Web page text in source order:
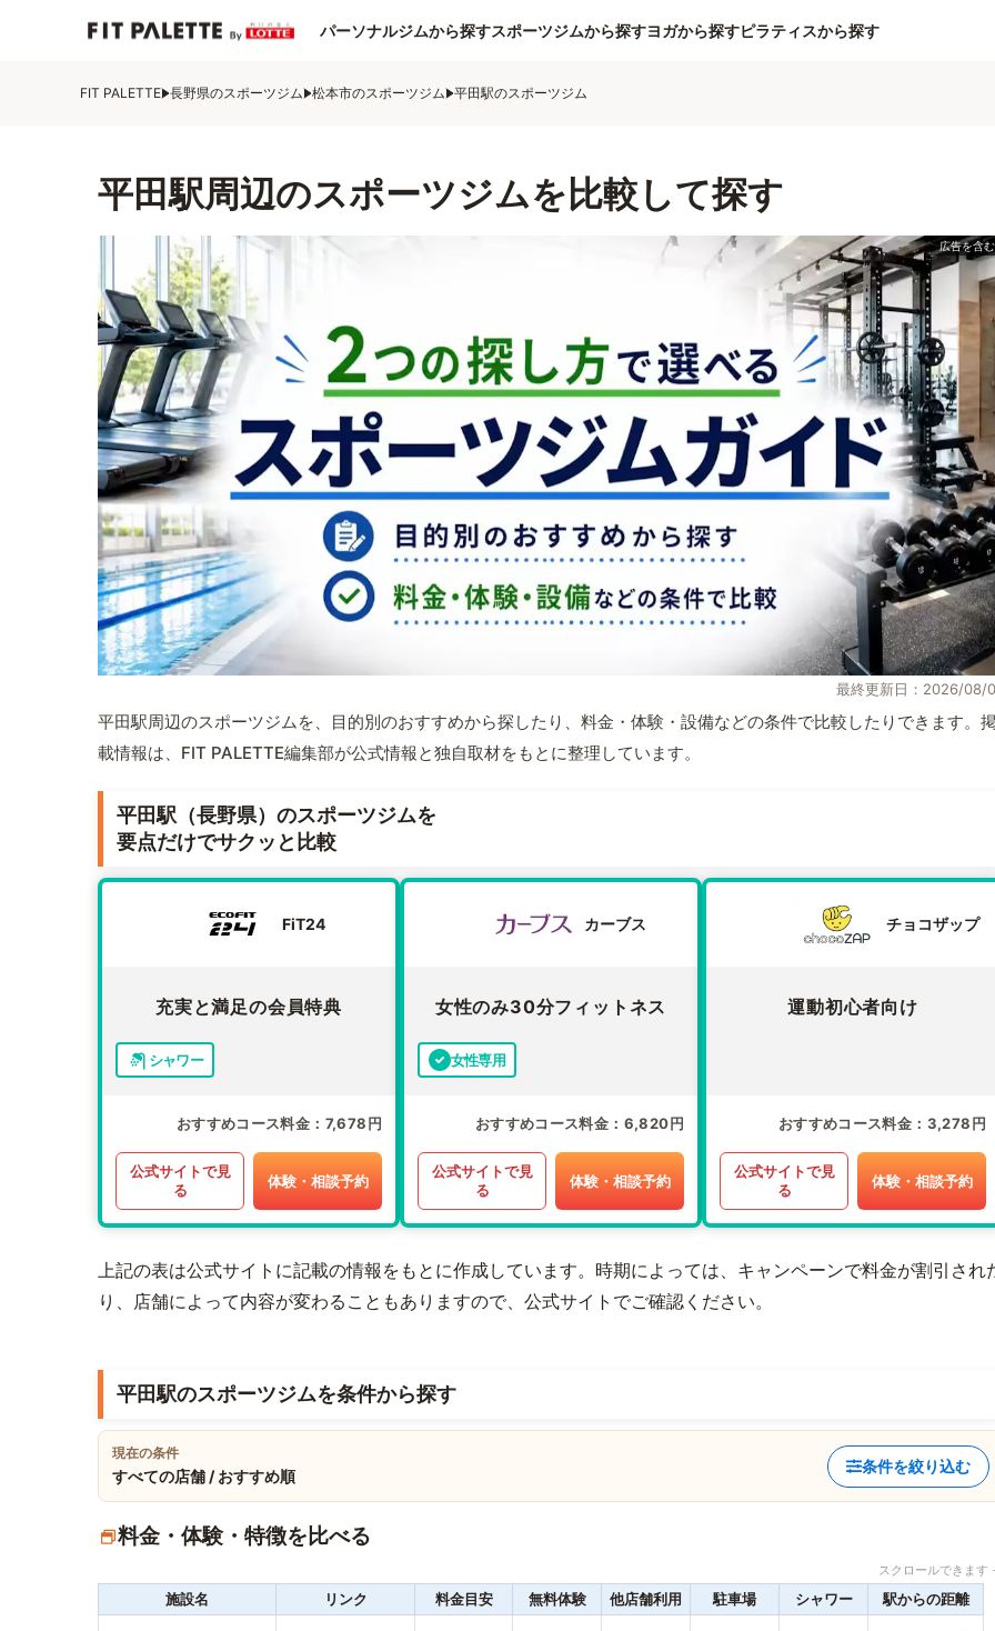
パーソナルジムから探すスポーツジムから探すヨガから探すピラティスから探す
FIT PALETTE 長野県のスポーツジム 松本市のスポーツジム 平田駅のスポーツジム
平田駅周辺のスポーツジムを比較して探す
最終更新日：2026/08/
平田駅周辺のスポーツジムを、目的別のおすすめから探したり、料金・体験・設備などの条件で比較したりできます。
載情報は、FIT PALETTE編集部が公式情報と独自取材をもとに整理しています。
平田駅（長野県）のスポーツジムを
要点だけでサクッと比較
FiT24
充実と満足の会員特典
シャワー
おすすめコース料金 7,678円
公式サイトで見
る
体験・相談予約
カーブス
女性のみ30分フィットネス
女性専用
おすすめコース料金 6,820円
公式サイトで見
る
体験・相談予約
チョコザップ
運動初心者向け
おすすめコース料金 3,278円
公式サイトで見
る
体験・相談予約
上記の表は公式サイトに記載の情報をもとに作成しています。時期によっては、キャンペーンで料金が割引され
り、店舗によって内容が変わることもありますので、公式サイトでご確認ください。
平田駅のスポーツジムを条件から探す
現在の条件
すべての店舗 / おすすめ順
条件を絞り込む
料金・体験・特徴を比べる
スクロールできま
施設名 リンク 料金目安 無料体験 他店舗利用 駐車場 シャワー 駅からの距離